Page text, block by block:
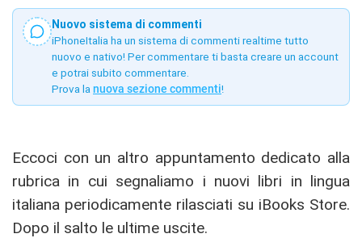
Nuovo sistema di commenti
iPhoneItalia ha un sistema di commenti realtime tutto
nuovo e nativo! Per commentare ti basta creare un account
e potrai subito commentare.
Prova la nuova sezione commenti!
Eccoci con un altro appuntamento dedicato alla
rubrica in cui segnaliamo i nuovi libri in lingua
italiana periodicamente rilasciati su iBooks Store.
Dopo il salto le ultime uscite.